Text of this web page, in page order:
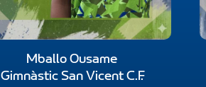
Mballo Ousame
Gimnàstic San Vicent C.F.